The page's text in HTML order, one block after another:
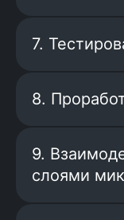
7.
8.
9.
слоями